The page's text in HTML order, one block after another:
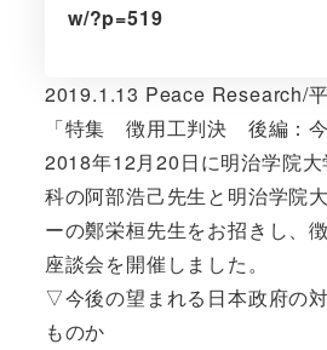
w/?p=519
2019.1.13 Peace Research/
「特集 徴用工判決 後編：今
2018年12月20日に明治学院
科の阿部浩己先生と明治学院
ーの鄭栄桓先生をお招きし、
座談会を開催しました。
▽今後の望まれる日本政府の
ものか